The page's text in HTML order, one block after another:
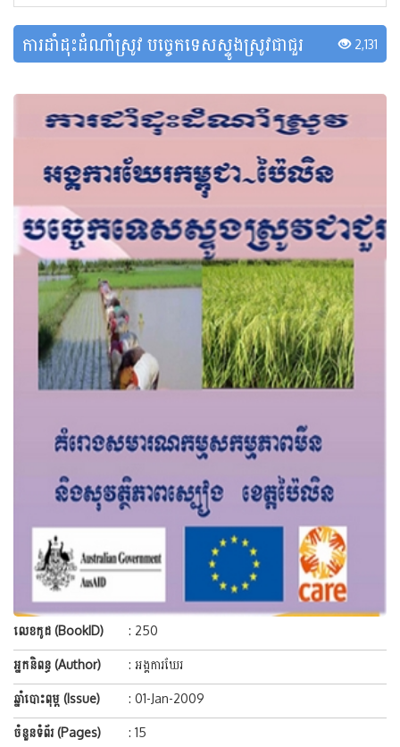
ការដាំដុះដំណាំស្រូវ បច្ចេកទេសស្ទូងស្រូវជាជួរ 2,131
លេខកូដ (BookID) : 250
អ្នកនិពន្ធ (Author) : អង្គការឃែរ
ឆ្នាំបោះពុម្ព (Issue) : 01-Jan-2009
ចំនួនទំព័រ (Pages) : 15